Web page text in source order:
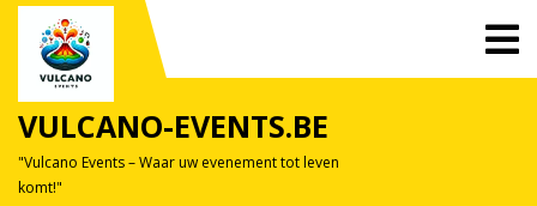
Skip
content
VULCANO-EVENTS.BE
"Vulcano Events – Waar uw evenement tot leven
komt!"